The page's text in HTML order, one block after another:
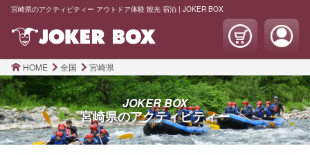
宮崎県のアクティビティー アウトドア体験 観光 宿泊 | JOKER BOX
HOME 全国 宮崎県
JOKER BOX
宮崎県のアクティビティー